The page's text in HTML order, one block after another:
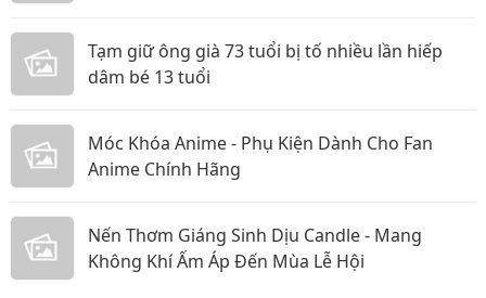
Tạm giữ ông già 73 tuổi bị tố nhiều lần hiếp
dâm bé 13 tuổi
Móc Khóa Anime - Phụ Kiện Dành Cho Fan
Anime Chính Hãng
Nến Thơm Giáng Sinh Dịu Candle - Mang
Không Khí Ấm Áp Đến Mùa Lễ Hội